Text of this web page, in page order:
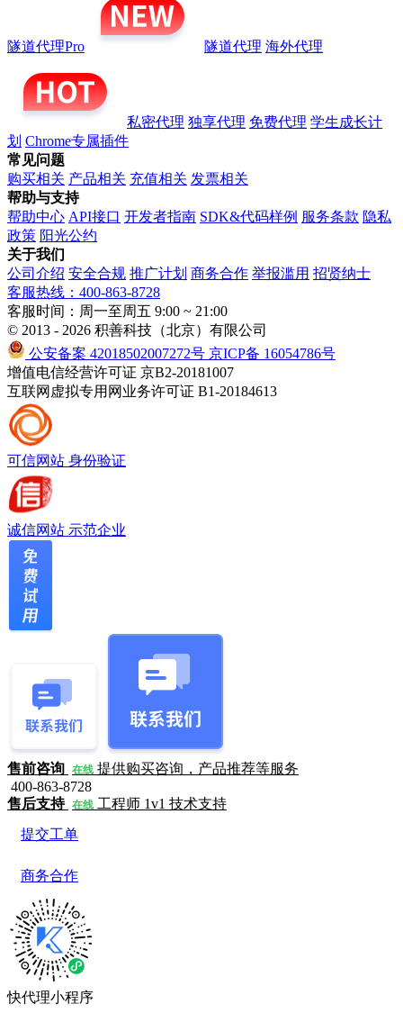
隧道代理Pro 隧道代理 海外代理
私密代理 独享代理 免费代理 学生成长计
划 Chrome专属插件
常见问题
购买相关 产品相关 充值相关 发票相关
帮助与支持
帮助中心 API接口 开发者指南 SDK&代码样例 服务条款 隐私
政策 阳光公约
关于我们
公司介绍 安全合规 推广计划 商务合作 举报滥用 招贤纳士
客服热线：400-863-8728
客服时间：周一至周五 9:00 ~ 21:00
© 2013 - 2026 积善科技（北京）有限公司
公安备案 42018502007272号 京ICP备 16054786号
增值电信经营许可证 京B2-20181007
互联网虚拟专用网业务许可证 B1-20184613
可信网站 身份验证
诚信网站 示范企业
售前咨询 在线 提供购买咨询，产品推荐等服务
400-863-8728
售后支持 在线 工程师 1v1 技术支持
提交工单
商务合作
快代理小程序